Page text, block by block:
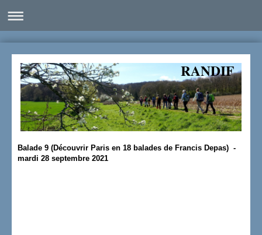
RANDIF
Balade 9 (Découvrir Paris en 18 balades de Francis Depas) -
mardi 28 septembre 2021